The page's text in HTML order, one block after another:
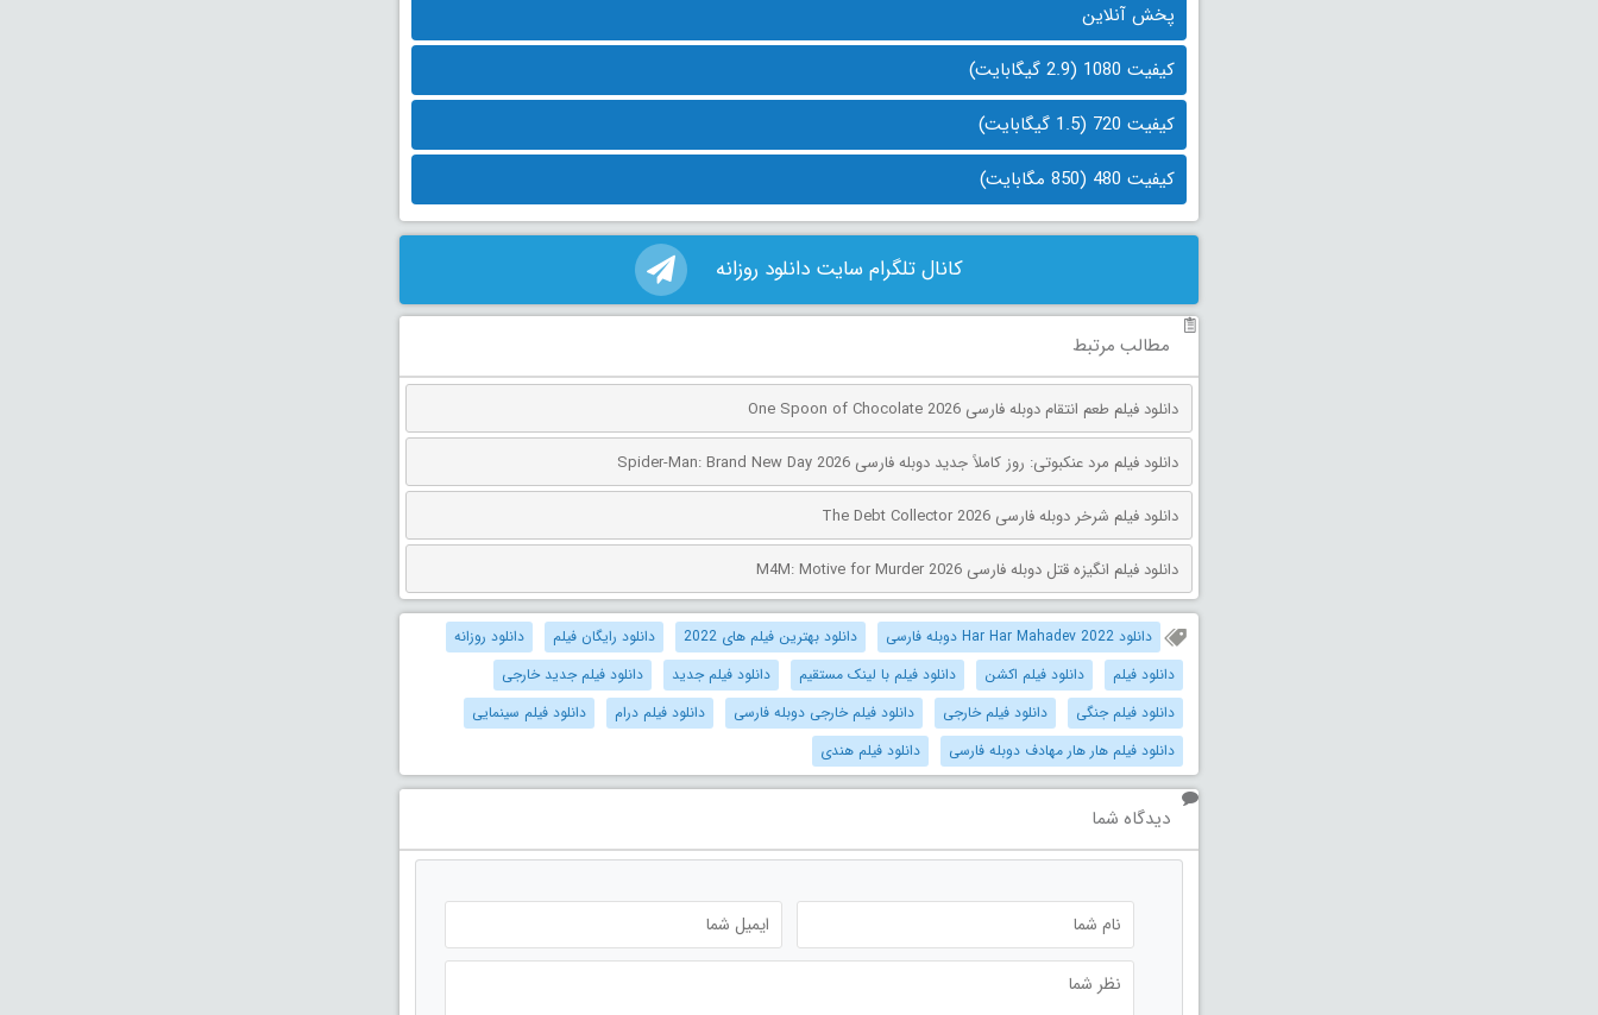
پخش آنلاین
کیفیت 1080 (2.9 گیگابایت)
کیفیت 720 (1.5 گیگابایت)
کیفیت 480 (850 مگابایت)
کانال تلگرام سایت دانلود روزانه
مطالب مرتبط
دانلود فیلم طعم انتقام دوبله فارسی One Spoon of Chocolate 2026
دانلود فیلم مرد عنکبوتی: روز کاملاً جدید دوبله فارسی Spider-Man: Brand New Day 2026
دانلود فیلم شرخر دوبله فارسی The Debt Collector 2026
دانلود فیلم انگیزه قتل دوبله فارسی M4M: Motive for Murder 2026
دانلود Har Har Mahadev 2022 دوبله فارسی دانلود بهترین فیلم های 2022 دانلود رایگان فیلم
دانلود روزانه
دانلود فیلم
دانلود فیلم اکشن دانلود فیلم با لینک مستقیم دانلود فیلم جدید
دانلود فیلم جدید خارجی
دانلود فیلم جنگی
دانلود فیلم خارجی دانلود فیلم خارجی دوبله فارسی دانلود فیلم درام
دانلود فیلم سینمایی
دانلود فیلم هار هار مهادف دوبله فارسی
دانلود فیلم هندی
دیدگاه شما